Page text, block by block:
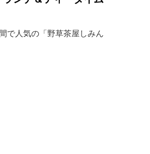
で人気の「野草茶屋しみん